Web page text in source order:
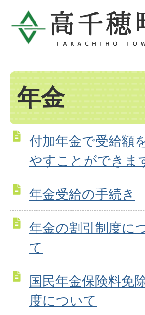
年金
付加年金で受給額
やすことができま
年金受給の手続き
年金の割引制度に
て
国民年金保険料免
度について